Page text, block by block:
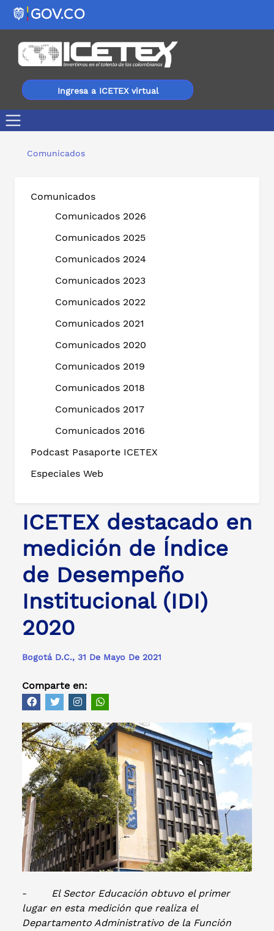
Ingresa a ICETEX virtual
Comunicados
Comunicados
Comunicados 2026
Comunicados 2025
Comunicados 2024
Comunicados 2023
Comunicados 2022
Comunicados 2021
Comunicados 2020
Comunicados 2019
Comunicados 2018
Comunicados 2017
Comunicados 2016
Podcast Pasaporte ICETEX
Especiales Web
ICETEX destacado en
medición de Índice
de Desempeño
Institucional (IDI)
2020
Bogotá D.C., 31 De Mayo De 2021
Comparte en:
- El Sector Educación obtuvo el primer
lugar en esta medición que realiza el
Departamento Administrativo de la Función